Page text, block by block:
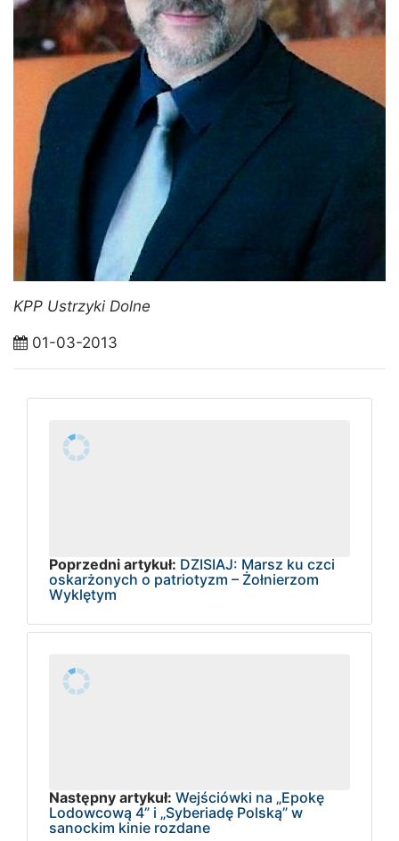
KPP Ustrzyki Dolne
01-03-2013
Poprzedni artykuł: DZISIAJ: Marsz ku czci
oskarżonych o patriotyzm – Żołnierzom
Wyklętym
Następny artykuł: Wejściówki na „Epokę
Lodowcową 4” i „Syberiadę Polską” w
sanockim kinie rozdane